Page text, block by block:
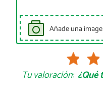
Añade una
Tu valoración: ¿Qué